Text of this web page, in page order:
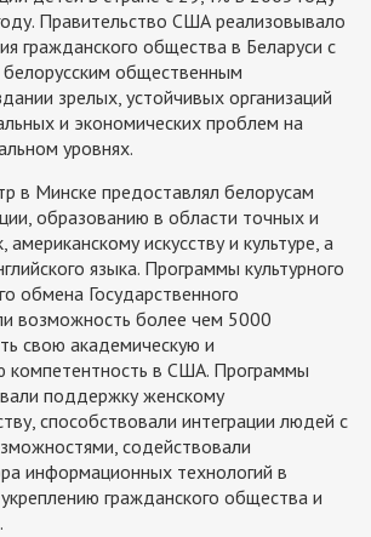
Правительство США реализовывало
гражданского общества в Беларуси с
общественным
зрелых, устойчивых организаций
и экономических проблем на
уровнях.
в Минске предоставлял белорусам
образованию в области точных и
американскому искусству и культуре, а
языка. Программы культурного
обмена Государственного
возможность более чем 5000
свою академическую и
компетентность в США. Программы
поддержку женскому
способствовали интеграции людей с
содействовали
информационных технологий в
гражданского общества и